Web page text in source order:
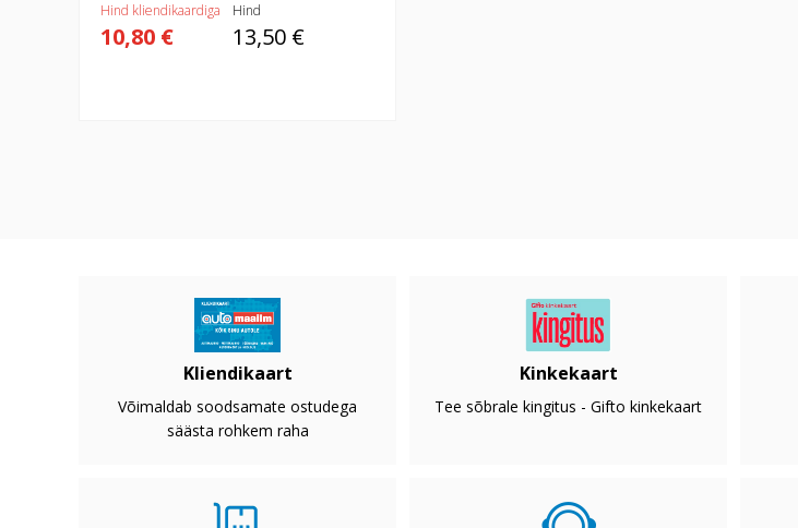
Hind kliendikaardiga
10,80 €
Hind
13,50 €
Kliendikaart
Võimaldab soodsamate ostudega
säästa rohkem raha
Kinkekaart
Tee sõbrale kingitus - Gifto kinkekaart